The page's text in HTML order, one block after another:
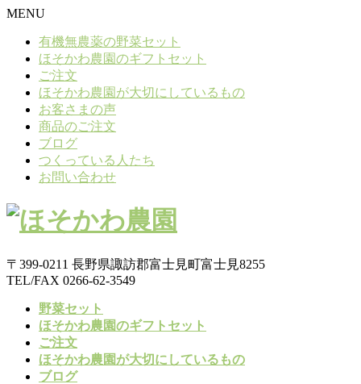
MENU
有機無農薬の野菜セット
ほそかわ農園のギフトセット
ご注文
ほそかわ農園が大切にしているもの
お客さまの声
商品のご注文
ブログ
つくっている人たち
お問い合わせ
〒399-0211 長野県諏訪郡富士見町富士見8255
TEL/FAX 0266-62-3549
野菜セット
ほそかわ農園のギフトセット
ご注文
ほそかわ農園が大切にしているもの
ブログ